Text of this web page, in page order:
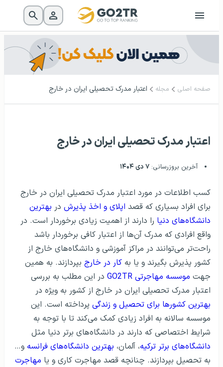
صفحه اصلی مجله اعتبار مدرک تحصیلی ایران در خارج
اعتبار مدرک تحصیلی ایران در خارج
آخرین بروزرسانی: ۷ دی ۱۴۰۴
کسب اطلاعات در مورد اعتبار مدرک تحصیلی ایران در خارج
برای افراد بسیاری که قصد اپلای و اخذ پذیرش در بهترین
دانشگاه‌های دنیا را دارند از اهمیت زیادی برخوردار است. در
واقع افرادی که مدرک آن‌ها از اعتبار کافی برخوردار باشد
راحت‌تر می‌توانند در مراکز آموزشی و دانشگاه‌های خارج از
کشور پذیرش بگیرند و یا به کار در خارج بپردازند. به همین
جهت موسسه مهاجرتی GO2TR
در این مطلب به بررسی
اعتبار مدرک تحصیلی ایران در خارج از کشور به ویژه در
بهترین کشورها برای تحصیل و زندگی پرداخته است. این
موسسه سالانه به افراد زیادی کمک می‌کند تا با توجه به
شرایط اختصاصی که دارند در دانشگاه‌های برتر دنیا مثل
دانشگاه‌های برتر ترکیه، آلمان، بهترین دانشگاه‌های فرانسه و…
به تحصیل بپردازند. چنانچه قصد مهاجرت کاری و یا مهاجرت